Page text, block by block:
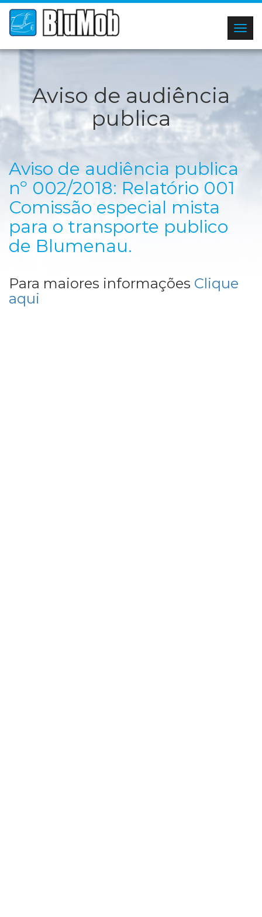
Aviso de audiência
publica
Aviso de audiência publica
nº 002/2018: Relatório 001
Comissão especial mista
para o transporte publico
de Blumenau.
Para maiores informações Clique
aqui